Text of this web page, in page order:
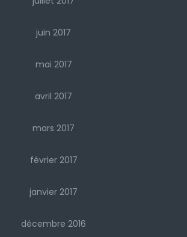
juin 2017
mai 2017
avril 2017
mars 2017
février 2017
janvier 2017
décembre 2016